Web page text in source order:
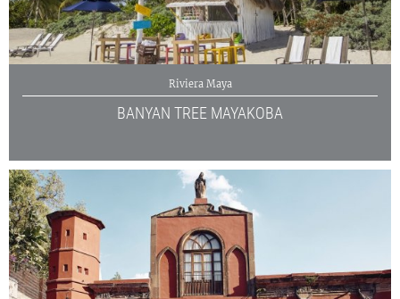
Riviera Maya
BANYAN TREE MAYAKOBA